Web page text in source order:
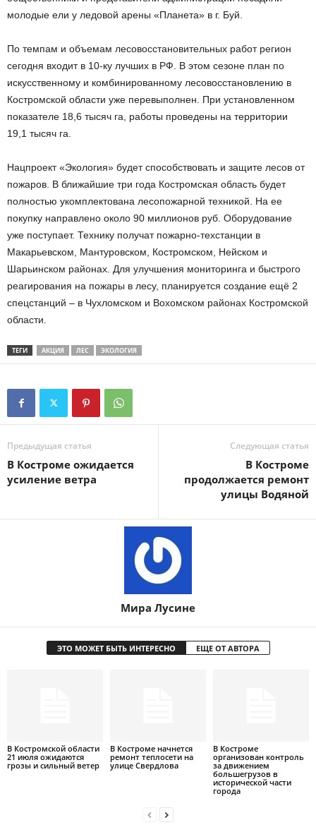
молодые ели у ледовой арены «Планета» в г. Буй.
По темпам и объемам лесовосстановительных работ регион
сегодня входит в 10-ку лучших в РФ. В этом сезоне план по
искусственному и комбинированному лесовосстановлению в
Костромской области уже перевыполнен. При установленном
показателе 18,6 тысяч га, работы проведены на территории
19,1 тысяч га.
Нацпроект «Экология» будет способствовать и защите лесов от
пожаров. В ближайшие три года Костромская область будет
полностью укомплектована лесопожарной техникой. На ее
покупку направлено около 90 миллионов руб. Оборудование
уже поступает. Технику получат пожарно-техстанции в
Макарьевском, Мантуровском, Костромском, Нейском и
Шарьинском районах. Для улучшения мониторинга и быстрого
реагирования на пожары в лесу, планируется создание ещё 2
спецстанций – в Чухломском и Вохомском районах Костромской
области.
ТЕГИ АКЦИЯ ЛЕС ЭКОЛОГИЯ
Предыдущая статья
В Костроме ожидается
усиление ветра
Следующая статья
В Костроме
продолжается ремонт
улицы Водяной
Мира Лусине
ЭТО МОЖЕТ БЫТЬ ИНТЕРЕСНО ЕЩЕ ОТ АВТОРА
В Костромской области
21 июля ожидаются
грозы и сильный ветер
В Костроме начнется
ремонт теплосети на
улице Свердлова
В Костроме
организован контроль
за движением
большегрузов в
исторической части
города